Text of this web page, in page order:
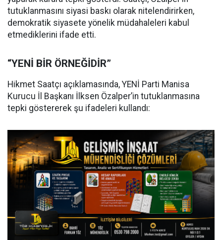
tutuklanmasını siyasi baskı olarak nitelendirirken,
demokratik siyasete yönelik müdahaleleri kabul
etmediklerini ifade etti.
“YENİ BİR ÖRNEĞİDİR”
Hikmet Saatçı açıklamasında, YENİ Parti Manisa
Kurucu İl Başkanı İlksen Özalper’in tutuklanmasına
tepki göstererek şu ifadeleri kullandı: